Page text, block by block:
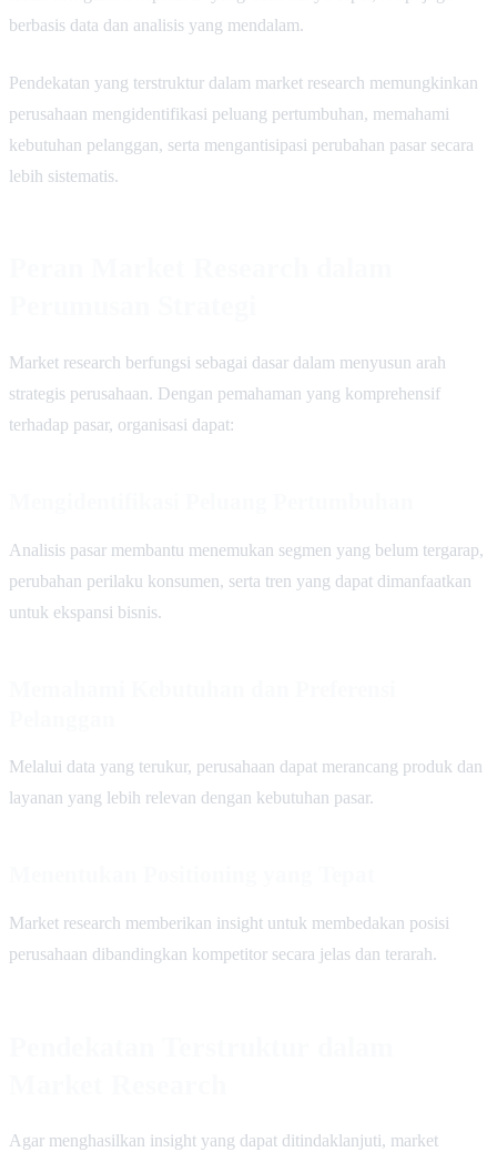
berbasis data dan analisis yang mendalam.
Pendekatan yang terstruktur dalam market research memungkinkan
perusahaan mengidentifikasi peluang pertumbuhan, memahami
kebutuhan pelanggan, serta mengantisipasi perubahan pasar secara
lebih sistematis.
Market research berfungsi sebagai dasar dalam menyusun arah
strategis perusahaan. Dengan pemahaman yang komprehensif
terhadap pasar, organisasi dapat:
Analisis pasar membantu menemukan segmen yang belum tergarap,
perubahan perilaku konsumen, serta tren yang dapat dimanfaatkan
untuk ekspansi bisnis.
Melalui data yang terukur, perusahaan dapat merancang produk dan
layanan yang lebih relevan dengan kebutuhan pasar.
Market research memberikan insight untuk membedakan posisi
perusahaan dibandingkan kompetitor secara jelas dan terarah.
Agar menghasilkan insight yang dapat ditindaklanjuti, market